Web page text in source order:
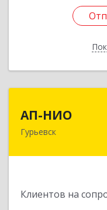
АП-НИО
Гурьевск
Клиентов на
238300